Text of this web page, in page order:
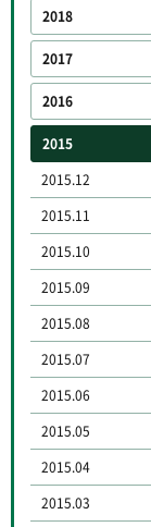
2018
2017
2016
2015
2015.12
2015.11
2015.10
2015.09
2015.08
2015.07
2015.06
2015.05
2015.04
2015.03